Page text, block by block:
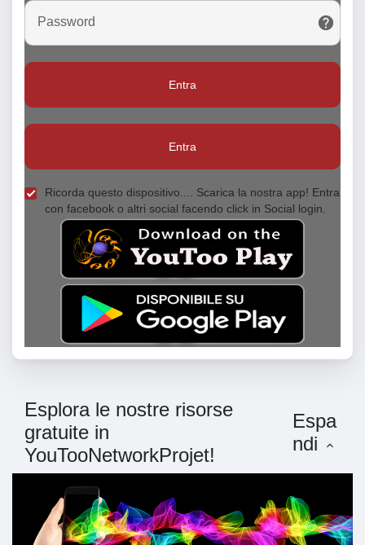
Password
Entra
Entra
Ricorda questo dispositivo.... Scarica la nostra app! Entra
con facebook o altri social facendo click in Social login.
Esplora le nostre risorse
gratuite in
YouTooNetworkProjet!
Espa
ndi